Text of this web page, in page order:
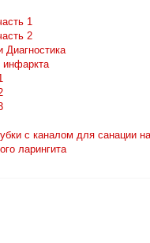
1
2
инфаркта
с каналом для санации
ларингита